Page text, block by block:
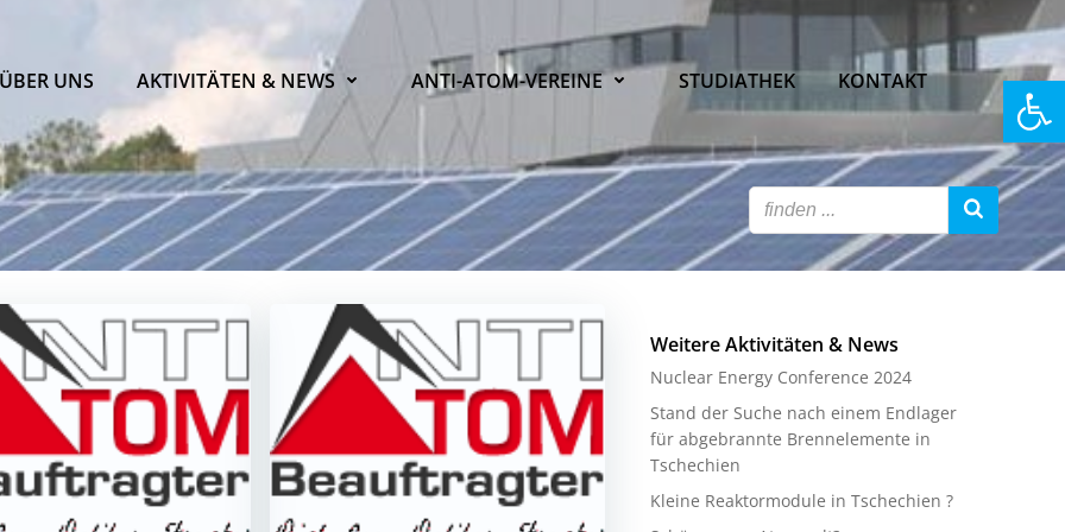
ÜBER UNS AKTIVITÄTEN & NEWS ANTI-ATOM-VEREINE STUDIATHEK KONTAKT
Weitere Aktivitäten & News
Nuclear Energy Conference 2024
Stand der Suche nach einem Endlager
für abgebrannte Brennelemente in
Tschechien
Kleine Reaktormodule in Tschechien ?